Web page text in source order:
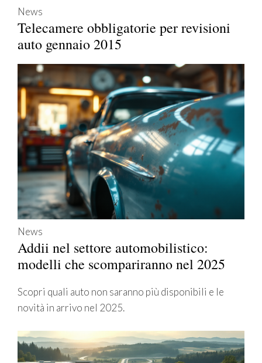
News
Telecamere obbligatorie per revisioni
auto gennaio 2015
News
Addii nel settore automobilistico:
modelli che scompariranno nel 2025
Scopri quali auto non saranno più disponibili e le
novità in arrivo nel 2025.